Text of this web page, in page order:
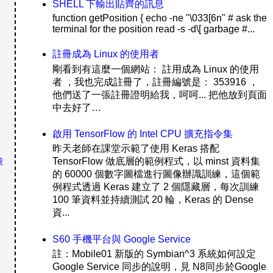
SHELL 下輸出貼齊的訊息
function getPosition { echo -ne "\033[6n" # ask the
terminal for the position read -s -d\[ garbage #...
註冊成為 Linux 的使用者
剛看到有這麼一個網站： 註用成為 Linux 的使用
者 ，我也完成註冊了，註冊編號是： 353916 ，
他們送了一張註冊證明給我，呵呵... 把他放到頁面
中去好了…
啟用 TensorFlow 的 Intel CPU 擴充指令集
昨天老師在課堂示範了使用 Keras 搭配
TensorFlow 做底層的範例程式，以 minst 資料集
的 60000 個數字圖檔進行圖像辦識訓練，這個範
例程式透過 Keras 建立了 2 個隱藏層，每次訓練
100 筆資料並持續測試 20 輪，Keras 的 Dense
資...
S60 手機平台與 Google Service
註：Mobile01 新版的 Symbian^3 系統如何設定
Google Service 同步的說明，見 N8同步於Google